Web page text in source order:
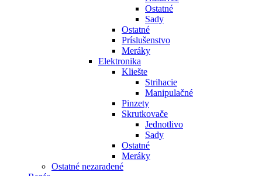
Ostatné
Sady
Ostatné
Príslušenstvo
Meráky
Elektronika
Kliešte
Strihacie
Manipulačné
Pinzety
Skrutkovače
Jednotlivo
Sady
Ostatné
Meráky
Ostatné nezaradené